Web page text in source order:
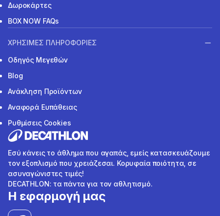
Δωροκάρτες
BOX NOW FAQs
ΧΡΗΣΙΜΕΣ ΠΛΗΡΟΦΟΡΙΕΣ
Οδηγός Μεγεθών
Blog
Ανάκληση Προϊόντων
Αναφορά Ευπάθειας
Ρυθμίσεις Cookies
Εσύ κάνεις το άθλημα που αγαπάς, εμείς κατασκευάζουμε
τον εξοπλισμό που χρειάζεσαι. Κορυφαία ποιότητα, σε
ασυναγώνιστες τιμές!
DECATHLON: τα πάντα για τον αθλητισμό.
Η εφαρμογή μας